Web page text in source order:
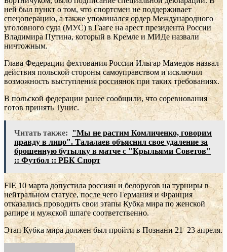
ней был пункт о том, что спортсмен не поддерживает
спецоперацию, а также упоминался ордер Международного
уголовного суда (МУС) в Гааге на арест президента России
Владимира Путина, который в Кремле и МИДе назвали
ничтожным.
Глава Федерации фехтования России Ильгар Мамедов назвал
действия польской стороны самоуправством и исключил
возможность выступления россиянок при таких требованиях.
В польской федерации ранее сообщили, что соревнования
готов принять Тунис.
Читать также: "Мы не растим Комличенко, говорим
правду в лицо". Талалаев объяснил свое удаление за
брошенную бутылку в матче с "Крыльями Советов"
:: Футбол :: РБК Спорт
FIE 10 марта допустила россиян и белорусов на турниры в
нейтральном статусе, после чего Германия и Франция
отказались проводить свои этапы Кубка мира по женской
рапире и мужской шпаге соответственно.
Этап Кубка мира должен был пройти в Познани 21–23 апреля.